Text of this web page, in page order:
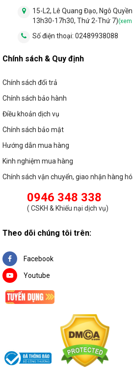
15-L2, Lê Quang Đạo, Ngô
13h30-17h30, Thứ 2-Thứ 7)(xem
Số điện thoại: 02489938088
Chính sách & Quy định
Chính sách đổi trả
Chính sách bảo hành
Điều khoản dịch vụ
Chính sách bảo mật
Hướng dẫn mua hàng
Kinh nghiệm mua hàng
Chính sách vận chuyển, giao nhận hàng
0946 348 338
( CSKH & Khiếu nại dịch vụ)
Theo dõi chúng tôi trên:
Facebook
Youtube